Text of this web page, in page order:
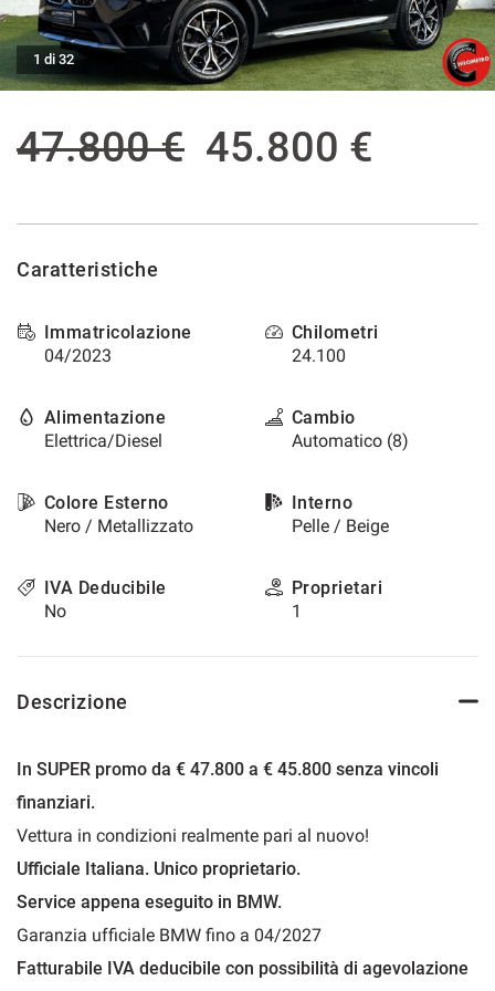
ASSISTENZA POST VENDITA
NEWS
AREA COMMERCIANTI
1 di 32
47.800 € 45.800 €
Caratteristiche
Immatricolazione
04/2023
Chilometri
24.100
Alimentazione
Elettrica/Diesel
Cambio
Automatico (8)
Colore Esterno
Nero / Metallizzato
Interno
Pelle / Beige
IVA Deducibile
No
Proprietari
1
Descrizione
In SUPER promo da € 47.800 a € 45.800 senza vincoli
finanziari.
Vettura in condizioni realmente pari al nuovo!
Ufficiale Italiana. Unico proprietario.
Service appena eseguito in BMW.
Garanzia ufficiale BMW fino a 04/2027
Fatturabile IVA deducibile con possibilità di agevolazione
tracciamento
che
adottiamo
per
offrire
funzionalità
e
attività
seguito
ottenere
maggiori
sull'utilità
e
sul
di
questi
strumenti
tracciamento
policy.
Puoi
modificare
le
tue
scelte
in
qualsiasi
momento.